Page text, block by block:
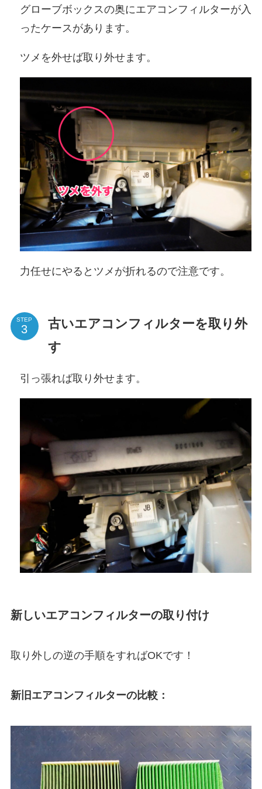
グローブボックスの奥にエアコンフィルターが入
ったケースがあります。
ツメを外せば取り外せます。
力任せにやるとツメが折れるので注意です。
STEP
古いエアコンフィルターを取り外
す
引っ張れば取り外せます。
新しいエアコンフィルターの取り付け
取り外しの逆の手順をすればOKです！
新旧エアコンフィルターの比較：